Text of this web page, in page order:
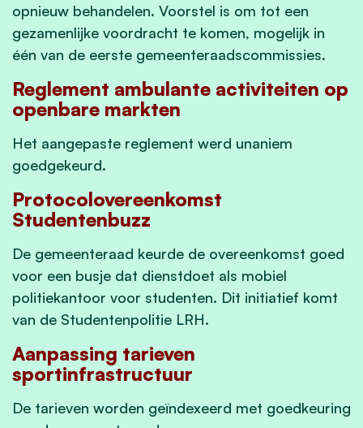
opnieuw behandelen. Voorstel is om tot een
gezamenlijke voordracht te komen, mogelijk in
één van de eerste gemeenteraadscommissies.
Reglement ambulante activiteiten op
openbare markten
Het aangepaste reglement werd unaniem
goedgekeurd.
Protocolovereenkomst
Studentenbuzz
De gemeenteraad keurde de overeenkomst goed
voor een busje dat dienstdoet als mobiel
politiekantoor voor studenten. Dit initiatief komt
van de Studentenpolitie LRH.
Aanpassing tarieven
sportinfrastructuur
De tarieven worden geïndexeerd met goedkeuring